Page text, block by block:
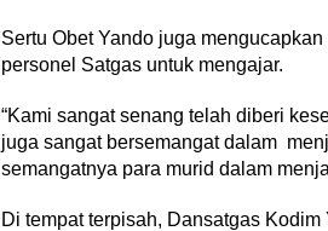
Sertu Obet Yando juga
personel Satgas untuk mengajar.
“Kami sangat senang telah diberi
juga sangat bersemangat dalam
semangatnya para murid dalam
Di tempat terpisah, Dansatgas